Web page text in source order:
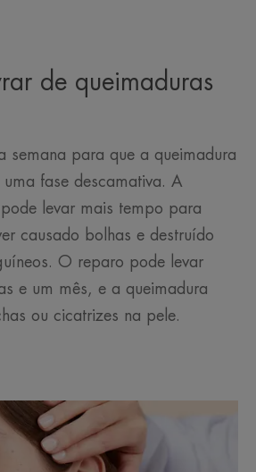
de queimaduras
semana para que a queimadura
fase descamativa. A
levar mais tempo para
causado bolhas e destruído
O reparo pode levar
e um mês, e a queimadura
ou cicatrizes na pele.